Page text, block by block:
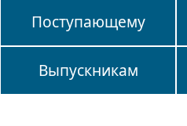
Поступающему
Выпускникам